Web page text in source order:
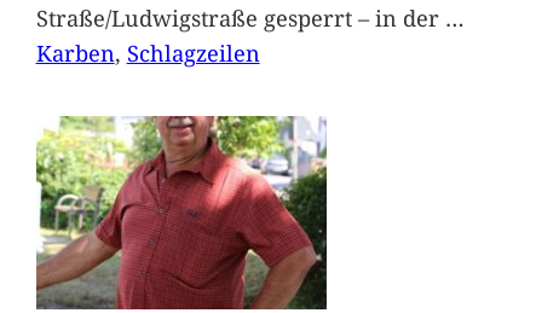
Straße/Ludwigstraße gesperrt – in der …
Karben, Schlagzeilen